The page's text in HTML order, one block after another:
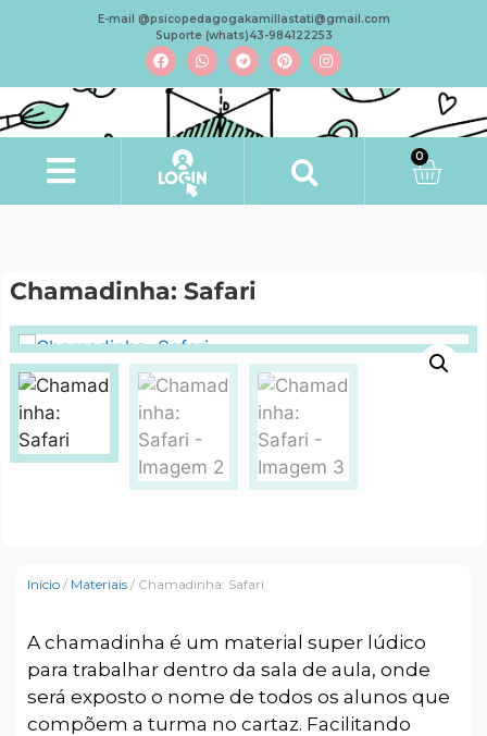
E-mail @psicopedagogakamillastati@gmail.com
Suporte (whats)43-984122253
0
Chamadinha: Safari
Início / Materiais / Chamadinha: Safari
A chamadinha é um material super lúdico
para trabalhar dentro da sala de aula, onde
será exposto o nome de todos os alunos que
compõem a turma no cartaz. Facilitando